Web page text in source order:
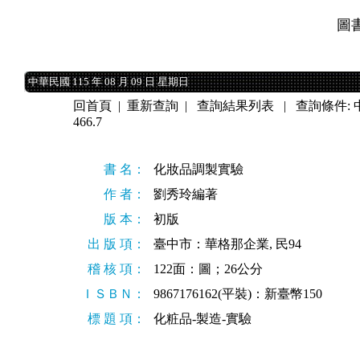
圖
中華民國 115 年 08 月 09 日 星期日
中華民國 115 年 08 月 09 日 星期日
回首頁 |重新查詢 |查詢結果列表 | 查詢條件:
466.7
書 名：
化妝品調製實驗
作 者：
劉秀玲編著
版 本：
初版
出 版 項：
臺中市：華格那企業, 民94
稽 核 項：
122面：圖；26公分
ＩＳＢＮ：
9867176162(平裝)：新臺幣150
標 題 項：
化粧品-製造-實驗